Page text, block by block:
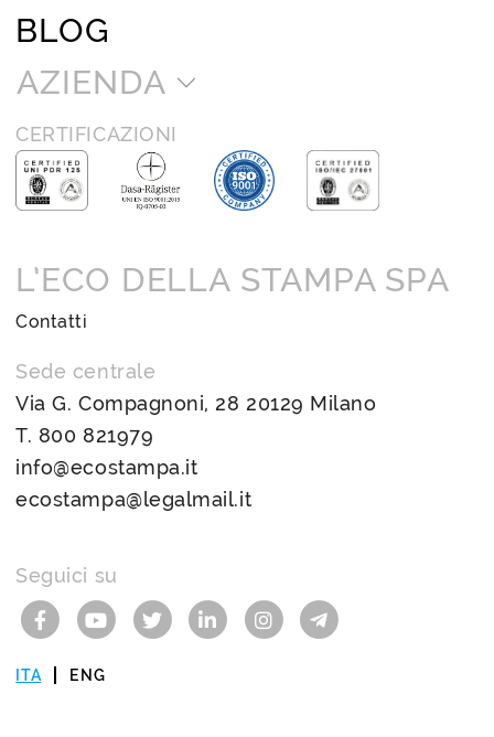
BLOG
AZIENDA
CERTIFICAZIONI
L’ECO DELLA STAMPA SPA
Contatti
Sede centrale
Via G. Compagnoni, 28 20129 Milano
T. 800 821979
info@ecostampa.it
ecostampa@legalmail.it
Seguici su
ITA ENG